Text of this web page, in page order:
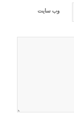
وب‌ سایت